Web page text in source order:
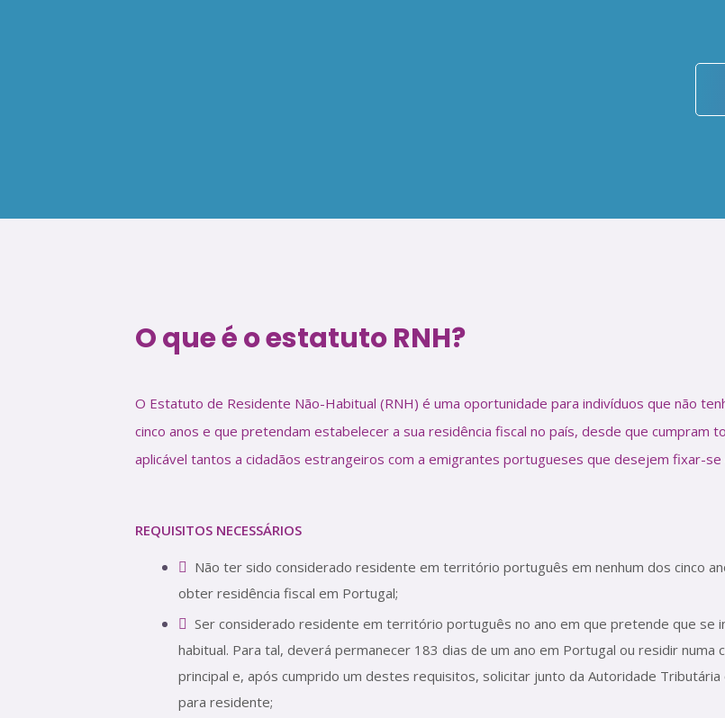
O que é o estatuto RNH?
O Estatuto de Residente Não-Habitual (RNH) é uma oportunidade para indivíduos que não
cinco anos e que pretendam estabelecer a sua residência fiscal no país, desde que cumpram
aplicável tantos a cidadãos estrangeiros com a emigrantes portugueses que desejem fixar-se
REQUISITOS NECESSÁRIOS
Não ter sido considerado residente em território português em nenhum dos cinco
obter residência fiscal em Portugal;
Ser considerado residente em território português no ano em que pretende que se
habitual. Para tal, deverá permanecer 183 dias de um ano em Portugal ou residir numa
principal e, após cumprido um destes requisitos, solicitar junto da Autoridade
para residente;